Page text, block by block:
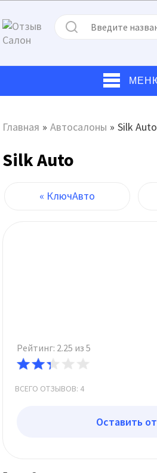
Главная » Автосалоны » Silk Auto
Silk Auto
« КлючАвто
Рейтинг: 2.25 из 5
ВСЕГО ОТЗЫВОВ: 4
Оставить